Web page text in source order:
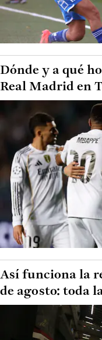
Dónde y a qué
Real Madrid en
Así funciona la
de agosto: toda